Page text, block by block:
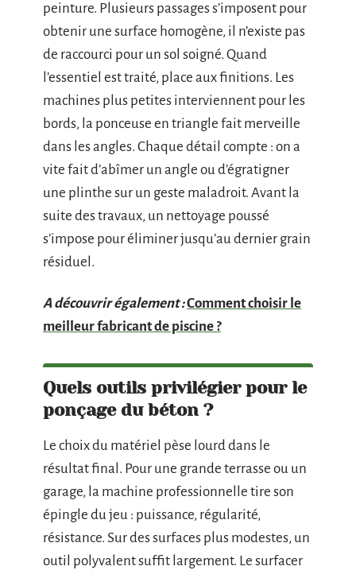
peinture. Plusieurs passages s’imposent pour
obtenir une surface homogène, il n’existe pas
de raccourci pour un sol soigné. Quand
l’essentiel est traité, place aux finitions. Les
machines plus petites interviennent pour les
bords, la ponceuse en triangle fait merveille
dans les angles. Chaque détail compte : on a
vite fait d’abîmer un angle ou d’égratigner
une plinthe sur un geste maladroit. Avant la
suite des travaux, un nettoyage poussé
s’impose pour éliminer jusqu’au dernier grain
résiduel.
A découvrir également :Comment choisir le
meilleur fabricant de piscine ?
Quels outils privilégier pour le
ponçage du béton ?
Le choix du matériel pèse lourd dans le
résultat final. Pour une grande terrasse ou un
garage, la machine professionnelle tire son
épingle du jeu : puissance, régularité,
résistance. Sur des surfaces plus modestes, un
outil polyvalent suffit largement. Le surfacer